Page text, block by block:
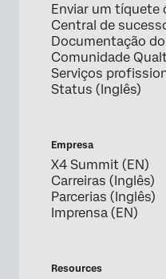
Enviar um tíquete
Central de
Documentação
Comunidade
Serviços
Status (Inglês)
Empresa
X4 Summit (EN)
Carreiras (Inglês)
Parcerias (Inglês)
Imprensa (EN)
Resources